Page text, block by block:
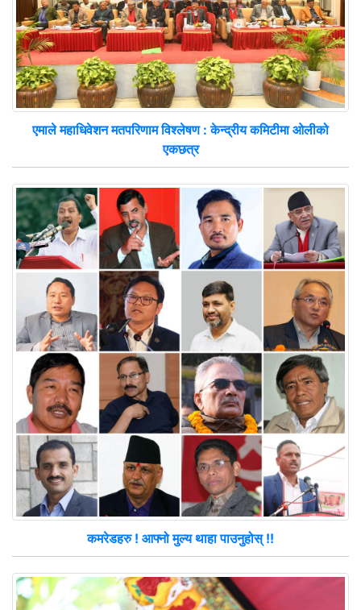
एमाले महाधिवेशन मतपरिणाम विश्लेषण : केन्द्रीय कमिटीमा ओलीको
एकछत्र
कमरेडहरु ! आफ्नो मुल्य थाहा पाउनुहोस् !!